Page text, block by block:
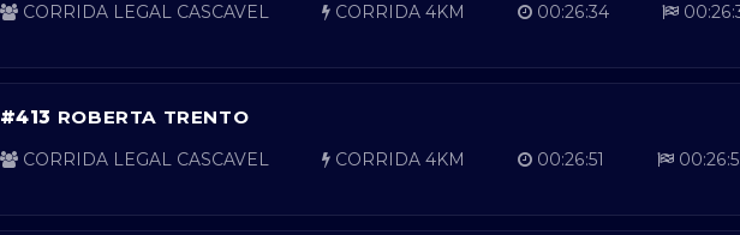
CORRIDA LEGAL CASCAVEL CORRIDA 4KM 00:26:34
#413 ROBERTA TRENTO
CORRIDA LEGAL CASCAVEL CORRIDA 4KM 00:26:51